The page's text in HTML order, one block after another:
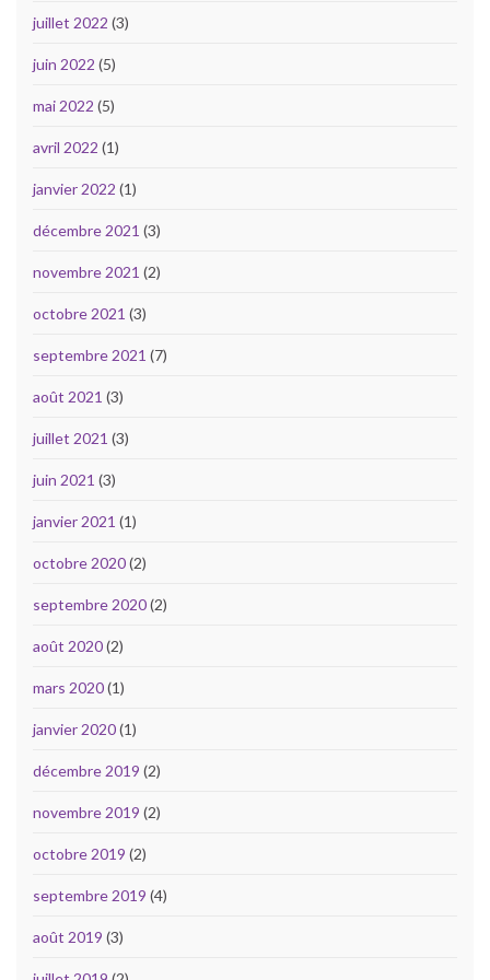
juillet 2022 (3)
juin 2022 (5)
mai 2022 (5)
avril 2022 (1)
janvier 2022 (1)
décembre 2021 (3)
novembre 2021 (2)
octobre 2021 (3)
septembre 2021 (7)
août 2021 (3)
juillet 2021 (3)
juin 2021 (3)
janvier 2021 (1)
octobre 2020(2)
septembre 2020(2)
août 2020(2)
mars 2020(1)
janvier 2020(1)
décembre 2019 (2)
novembre 2019 (2)
octobre 2019 (2)
septembre 2019 (4)
août 2019 (3)